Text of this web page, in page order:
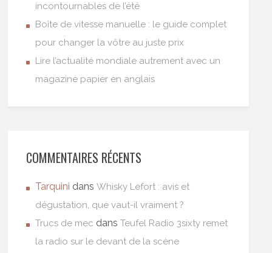
incontournables de l’été
Boîte de vitesse manuelle : le guide complet
pour changer la vôtre au juste prix
Lire l’actualité mondiale autrement avec un
magazine papier en anglais
COMMENTAIRES RÉCENTS
Tarquini dansWhisky Lefort : avis et
dégustation, que vaut-il vraiment ?
Trucs de mec dansTeufel Radio 3sixty remet
la radio sur le devant de la scène